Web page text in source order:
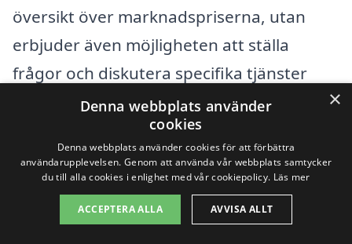
översikt över marknadspriserna, utan
erbjuder även möjligheten att ställa
frågor och diskutera specifika tjänster
som kan passa dina behov bättre.
xn--fnsterputs-pris-
8sb.segör det enkelt för dig att samla in
och jämföra olika väletablerade företag
inom fönsterputsning i ditt område.
×
Denna webbplats använder
cookies
Denna webbplats använder cookies för att förbättra
användarupplevelsen. Genom att använda vår webbplats samtycker
du till alla cookies i enlighet med vår cookiepolicy. Läs mer
ACCEPTERA ALLA AVVISA ALLT